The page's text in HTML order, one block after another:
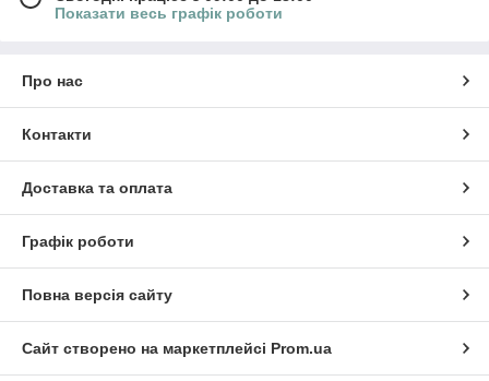
Показати весь графік роботи
Про нас
Контакти
Доставка та оплата
Графік роботи
Повна версія сайту
Сайт створено на маркетплейсі Prom.ua